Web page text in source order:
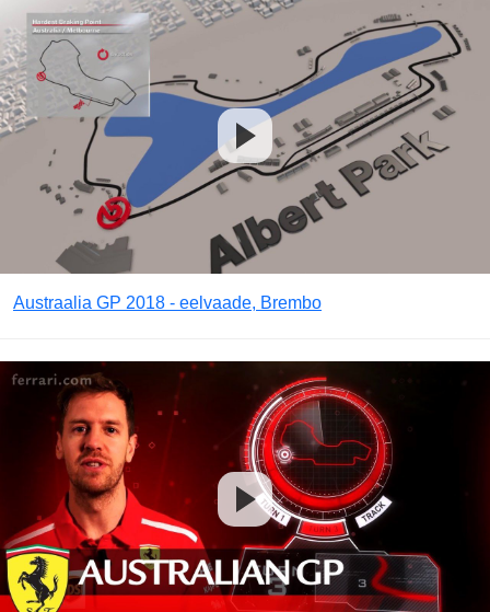
Austraalia GP 2018 - eelvaade, Brembo